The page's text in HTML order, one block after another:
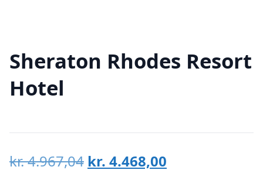
Sheraton Rhodes Resort
Hotel
kr.4.967,04 Den
kr. 4.468,00